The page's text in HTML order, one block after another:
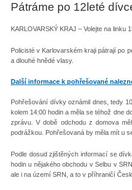
Pátráme po 12leté
KARLOVARSKÝ KRAJ – Volejte na linku
Policisté v Karlovarském kraji pátrají po
a dlouhé hnědé vlasy.
Další informace k pohřešované
Pohřešování dívky oznámil dnes, tedy
kolem 14:00 hodin a měla se téhož dne
zprávu. V době odchodu z domova
podrážkou. Pohřešovaná by měla mít u
Podle dosud zjištěných informací se
hodin u nějakého obchodu v Selbu v
ale i na území SRN, a to v příhraničí